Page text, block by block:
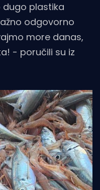
dugo plastika
odgovorno
more danas,
- poručili su iz